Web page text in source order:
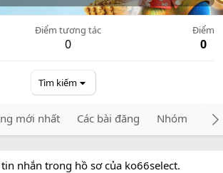
Điểm tương tác
0
Điểm
0
Tìm kiếm
mới nhất Các bài đăng Nhóm
nhắn trong hồ sơ của ko66select.